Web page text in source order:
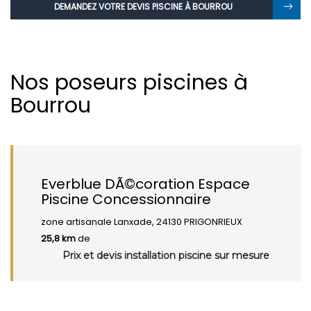
DEMANDEZ VOTRE DEVIS PISCINE À BOURROU
Nos poseurs piscines à
Bourrou
Everblue DÃ©coration Espace
Piscine Concessionnaire
zone artisanale Lanxade, 24130 PRIGONRIEUX
25,8 kmde
Prix et devis installation piscine sur mesure